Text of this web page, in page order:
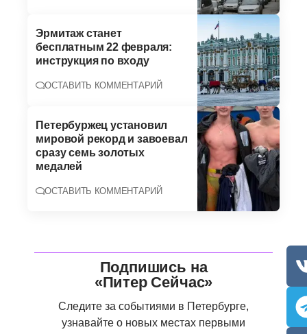
Эрмитаж станет
бесплатным 22 февраля:
инструкция по входу
ОСТАВИТЬ КОММЕНТАРИЙ
Петербуржец установил
мировой рекорд и завоевал
сразу семь золотых
медалей
ОСТАВИТЬ КОММЕНТАРИЙ
Подпишись на
«Питер Сейчас»
Следите за событиями в Петербурге,
узнавайте о новых местах первыми